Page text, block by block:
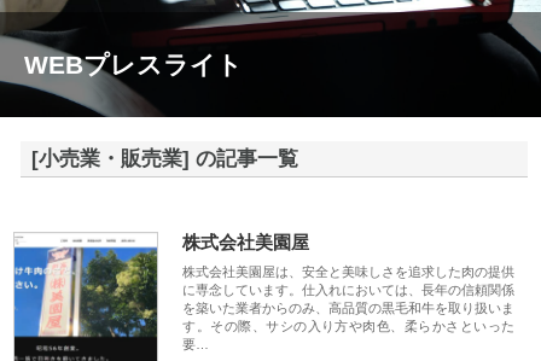
WEBプレスライト
[小売業・販売業] の記事一覧
株式会社美園屋
株式会社美園屋は、安全と美味しさを追求した肉の提供
に専念しています。仕入れにおいては、長年の信頼関係
を築いた業者からのみ、高品質の黒毛和牛を取り扱いま
す。その際、サシの入り方や肉色、柔らかさといった
要…